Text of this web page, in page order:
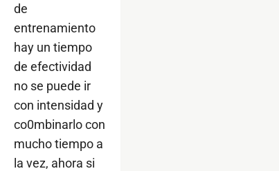
de
entrenamiento
hay un tiempo
de efectividad
no se puede ir
con intensidad y
co0mbinarlo con
mucho tiempo a
la vez, ahora si